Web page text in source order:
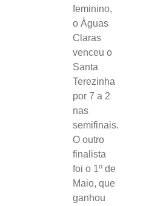
feminino,
o Águas
Claras
venceu o
Santa
Terezinha
por 7 a 2
nas
semifinais.
O outro
finalista
foi o 1º de
Maio, que
ganhou